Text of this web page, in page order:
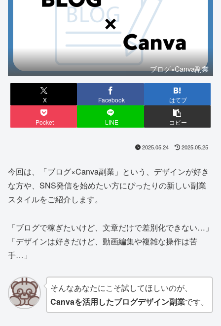
ブログ×Canva副業
X Facebook はてブ
Pocket LINE コピー
2025.05.24 2025.05.25
今回は、「ブログ×Canva副業」という、デザインが好き
な方や、SNS発信を始めたい方にぴったりの新しい副業
スタイルをご紹介します。
「ブログで稼ぎたいけど、文章だけで差別化できない…」
「デザインは好きだけど、動画編集や複雑な操作は苦
手…」
そんなあなたにこそ試してほしいのが、
Canvaを活用したブログデザイン副業です。